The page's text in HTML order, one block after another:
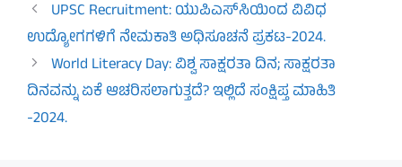
UPSC Recruitment: ಯುಪಿಎಸ್‌ಸಿಯಿಂದ ವಿವಿಧ
ಉದ್ಯೋಗಗಳಿಗೆ ನೇಮಕಾತಿ ಅಧಿಸೂಚನೆ ಪ್ರಕಟ-2024.
World Literacy Day: ವಿಶ್ವ ಸಾಕ್ಷರತಾ ದಿನ; ಸಾಕ್ಷರತಾ
ದಿನವನ್ನು ಏಕೆ ಆಚರಿಸಲಾಗುತ್ತದೆ? ಇಲ್ಲಿದೆ ಸಂಕ್ಷಿಪ್ತ ಮಾಹಿತಿ
-2024.